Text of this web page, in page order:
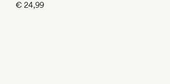
€ 24,99